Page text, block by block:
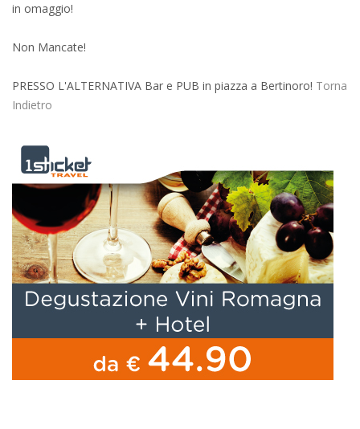
in omaggio!
Non Mancate!
PRESSO L'ALTERNATIVA Bar e PUB in piazza a Bertinoro! Torna
Indietro